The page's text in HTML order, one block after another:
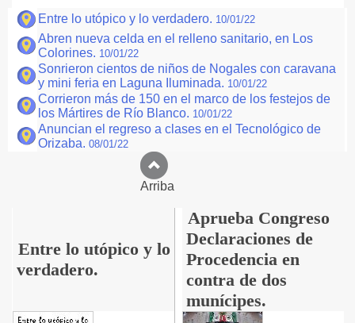
Entre lo utópico y lo verdadero. 10/01/22
Abren nueva celda en el relleno sanitario, en Los
Colorines. 10/01/22
Sonrieron cientos de niños de Nogales con caravana
y mini feria en Laguna Iluminada. 10/01/22
Corrieron más de 150 en el marco de los festejos de
los Mártires de Río Blanco. 10/01/22
Anuncian el regreso a clases en el Tecnológico de
Orizaba. 08/01/22
Arriba
Entre lo utópico y lo
verdadero.
Aprueba Congreso
Declaraciones de
Procedencia en
contra de dos
munícipes.